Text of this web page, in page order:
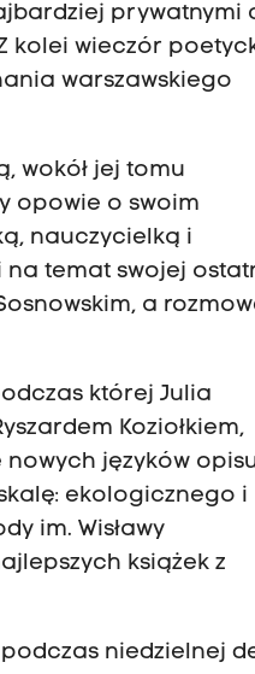
prywatnymi
kolei wieczór
warszawskiego
wokół jej tomu
opowie o swoim
nauczycielką i
na temat swojej
a
której Julia
Koziołkiem,
języków
ekologicznego i
im. Wisławy
książek z
niedzielnej